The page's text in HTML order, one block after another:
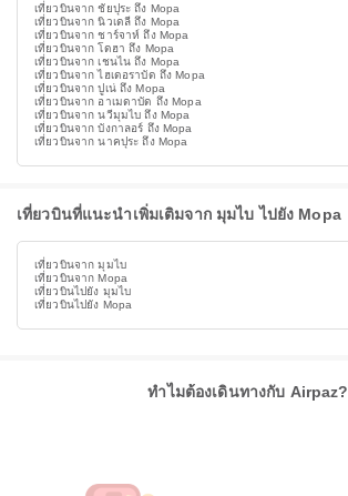
เที่ยวบินจาก ชัยปุระ ถึง Mopa
เที่ยวบินจาก นิวเดลี ถึง Mopa
เที่ยวบินจาก ชาร์จาห์ ถึง Mopa
เที่ยวบินจาก โดฮา ถึง Mopa
เที่ยวบินจาก เชนไน ถึง Mopa
เที่ยวบินจาก ไฮเดอราบัด ถึง Mopa
เที่ยวบินจาก ปูเน่ ถึง Mopa
เที่ยวบินจาก อาเมดาบัด ถึง Mopa
เที่ยวบินจาก นวีมุมไบ ถึง Mopa
เที่ยวบินจาก บังกาลอร์ ถึง Mopa
เที่ยวบินจาก นาคปุระ ถึง Mopa
เที่ยวบินที่แนะนำเพิ่มเติมจาก มุมไบ ไปยัง Mopa
เที่ยวบินจาก มุมไบ
เที่ยวบินจาก Mopa
เที่ยวบินไปยัง มุมไบ
เที่ยวบินไปยัง Mopa
ทำไมต้องเดินทางกับ Airpaz?